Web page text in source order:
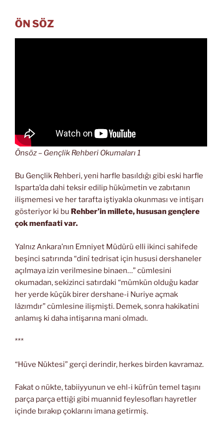
ÖN SÖZ
Önsöz – Gençlik Rehberi Okumaları 1
Bu Gençlik Rehberi, yeni harfle basıldığı gibi eski harfle
Isparta’da dahi teksir edilip hükûmetin ve zabıtanın
ilişmemesi ve her tarafta iştiyakla okunması ve intişarı
gösteriyor ki bu Rehber’in millete, hususan gençlere
çok menfaati var.
Yalnız Ankara’nın Emniyet Müdürü elli ikinci sahifede
beşinci satırında “dinî tedrisat için hususi dershaneler
açılmaya izin verilmesine binaen…” cümlesini
okumadan, sekizinci satırdaki “mümkün olduğu kadar
her yerde küçük birer dershane-i Nuriye açmak
lâzımdır” cümlesine ilişmişti. Demek, sonra hakikatini
anlamış ki daha intişarına mani olmadı.
***
“Hüve Nüktesi” gerçi derindir, herkes birden kavramaz.
Fakat o nükte, tabiiyyunun ve ehl-i küfrün temel taşını
parça parça ettiği gibi muannid feylesofları hayretler
içinde bırakıp çoklarını imana getirmiş.